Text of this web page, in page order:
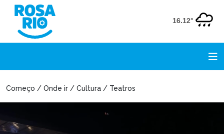
16.12°
Começo / Onde ir / Cultura / Teatros